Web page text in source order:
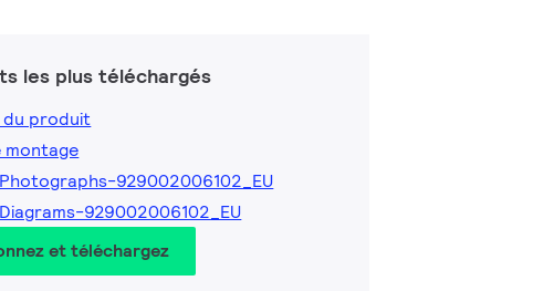
les plus téléchargés
produit
montage
929002006102_EU
929002006102_EU
et téléchargez